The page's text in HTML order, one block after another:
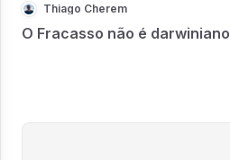
Thiago Cherem
O Fracasso não é darwiniano